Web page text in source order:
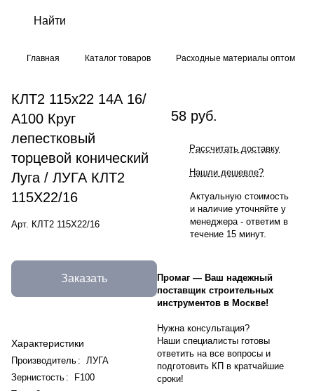
Главная Каталог товаров Расходные материалы оптом
КЛТ2 115х22 14А 16/
А100 Круг
лепестковый
торцевой конический
Луга / ЛУГА КЛТ2
115Х22/16
Арт. КЛТ2 115Х22/16
Заказать
Характеристики
Производитель :
ЛУГА
Зернистость :
F100
58 руб.
Рассчитать доставку
Нашли дешевле?
Актуальную стоимость
и наличие уточняйте у
менеджера - ответим в
течение 15 минут.
Промаг — Ваш надежный
поставщик строительных
инструментов в Москве!
Нужна консультация?
Наши специалисты готовы
ответить на все вопросы и
подготовить КП в кратчайшие
сроки!